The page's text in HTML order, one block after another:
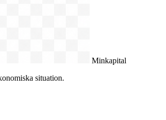
Minkapital
situation.